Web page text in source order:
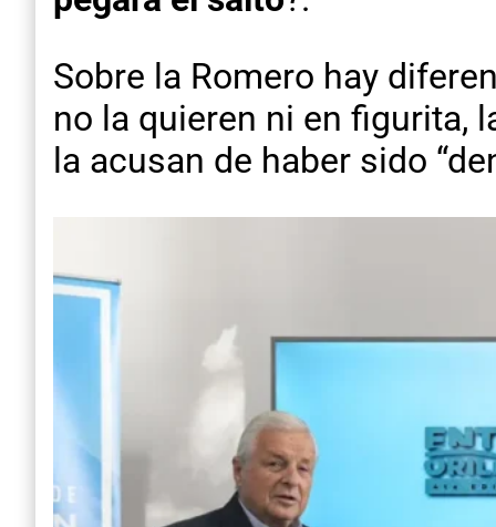
Sobre la Romero hay
no la quieren ni en figurita,
la acusan de haber sido